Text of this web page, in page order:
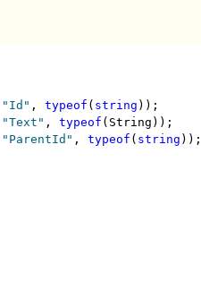
"Id" , typeof ( string ));
"Text" , typeof (String));
"ParentId" , typeof ( string ));